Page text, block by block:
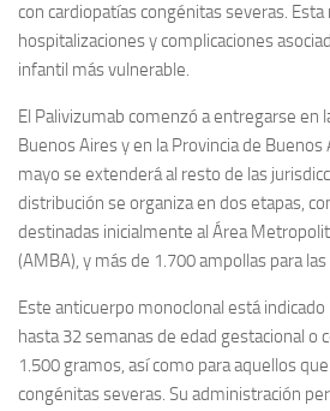
con cardiopatías congénitas severas.
hospitalizaciones y complicaciones
infantil más vulnerable.
El Palivizumab comenzó a entregarse en
Buenos Aires y en la Provincia de Buenos
mayo se extenderá al resto de las
distribución se organiza en dos etapas,
destinadas inicialmente al Área
(AMBA), y más de 1.700 ampollas para
Este anticuerpo monoclonal está indicado
hasta 32 semanas de edad gestacional o
1.500 gramos, así como para aquellos
congénitas severas. Su administración